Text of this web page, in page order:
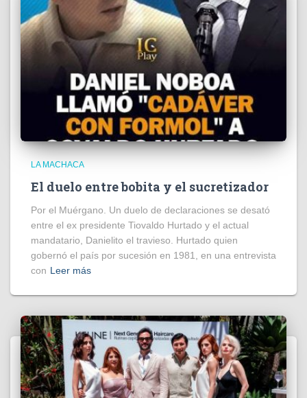
LA MACHACA
El duelo entre bobita y el sucretizador
Por el Muérgano. Un duelo de declaraciones se desató
entre el ex presidente Tiovaldo Hurtado y el actual
mandatario, Danielito el travieso. Hurtado quien
gobernó el país por sucesión en 1981, en una entrevista
con Leer más